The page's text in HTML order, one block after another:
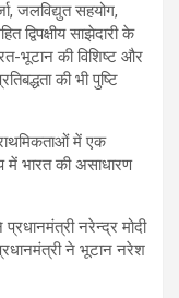
जलविद्युत सहयोग,
द्विपक्षीय साझेदारी के
भूटान की विशिष्‍ट और
की भी पुष्टि
में एक
में भारत की असाधारण
नरेन्‍द्र मोदी
ने भूटान नरेश